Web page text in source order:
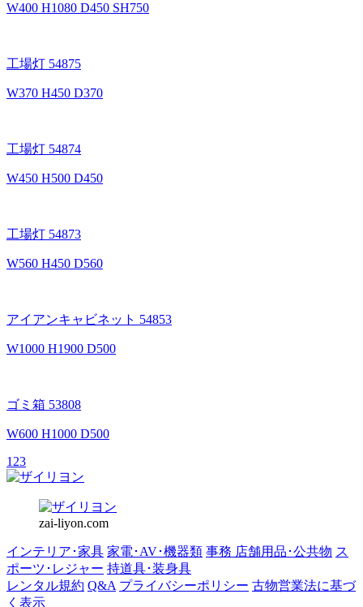
W400 H1080 D450 SH750
工場灯 54875
W370 H450 D370
工場灯 54874
W450 H500 D450
工場灯 54873
W560 H450 D560
アイアンキャビネット 54853
W1000 H1900 D500
ゴミ箱 53808
W600 H1000 D500
1 23
zai-liyon.com
インテリア･家具 家電･AV･機器類 事務 店舗用品･公共物 ス
ポーツ･レジャー 持道具･装身具
レンタル規約 Q&A プライバシーポリシー 古物営業法に基づ
く表示